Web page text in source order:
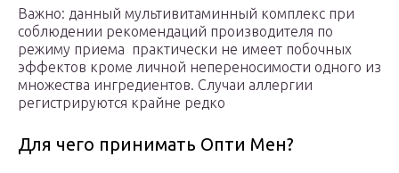
Важно: данный мультивитаминный комплекс при
соблюдении рекомендаций производителя по
режиму приема практически не имеет побочных
эффектов кроме личной непереносимости одного из
множества ингредиентов. Случаи аллергии
регистрируются крайне редко
Для чего принимать Опти Мен?